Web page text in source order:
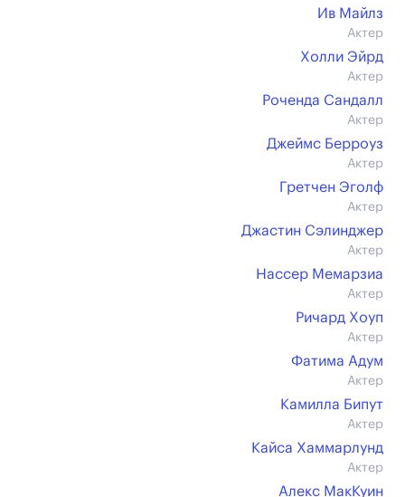
Ив Майлз
Актер
Холли Эйрд
Актер
Роченда Сандалл
Актер
Джеймс Берроуз
Актер
Гретчен Эголф
Актер
Джастин Сэлинджер
Актер
Нассер Мемарзиа
Актер
Ричард Хоуп
Актер
Фатима Адум
Актер
Камилла Бипут
Актер
Кайса Хаммарлунд
Актер
Алекс МакКуин